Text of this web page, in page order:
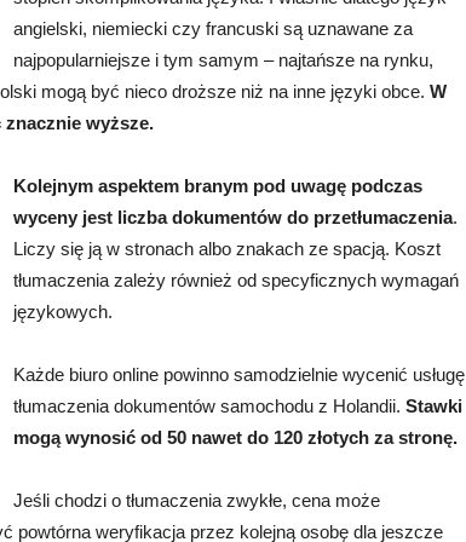
angielski, niemiecki czy francuski są uznawane za
najpopularniejsze i tym samym – najtańsze na rynku,
mogą być nieco droższe niż na inne języki obce. W
wyższe.
Kolejnym aspektem branym pod uwagę podczas
wyceny jest liczba dokumentów do przetłumaczenia.
Liczy się ją w stronach albo znakach ze spacją. Koszt
tłumaczenia zależy również od specyficznych wymagań
językowych.
Każde biuro online powinno samodzielnie wycenić usługę
tłumaczenia dokumentów samochodu z Holandii. Stawki
mogą wynosić od 50 nawet do 120 złotych za stronę.
Jeśli chodzi o tłumaczenia zwykłe, cena może
powtórna weryfikacja przez kolejną osobę dla jeszcze